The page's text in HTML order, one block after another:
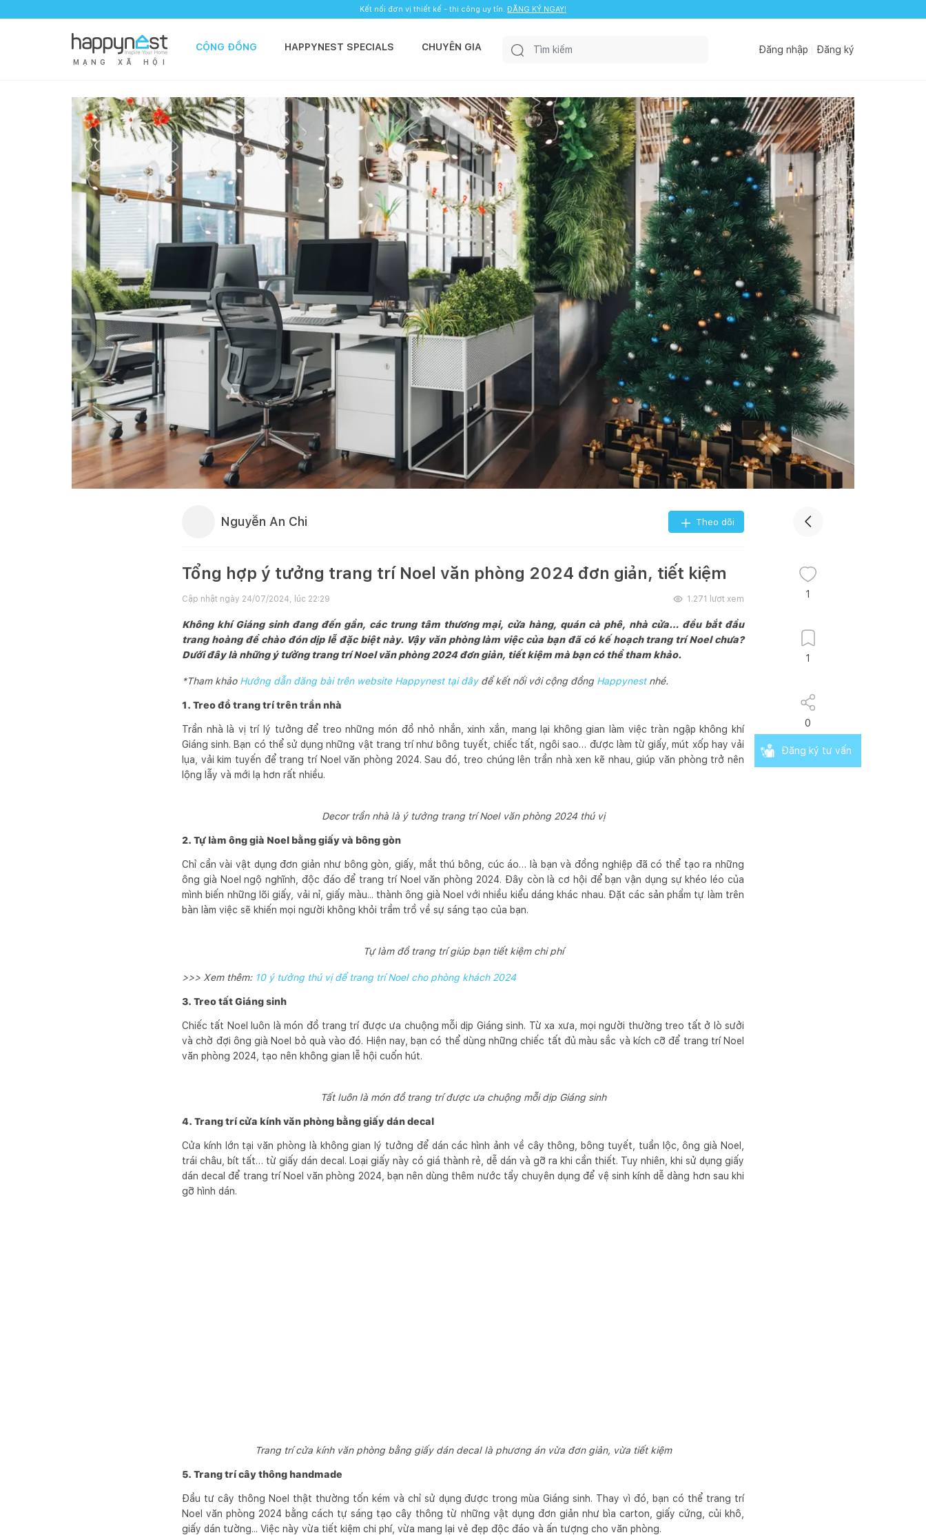
Kết nối đơn vị thiết kế - thi công uy tín. ĐĂNG KÝ NGAY!
M Ạ N G X Ã H Ộ I
CỘNG ĐỒNG HAPPYNEST SPECIALS CHUYÊN GIA Đăng nhập Đăng ký
Nguyễn An Chi Theo dõi
Tổng hợp ý tưởng trang trí Noel văn phòng 2024 đơn giản, tiết kiệm
Cập nhật ngày 24/07/2024, lúc 22:29 1.271 lượt xem
Không khí Giáng sinh đang đến gần, các trung tâm thương mại, cửa hàng, quán cà phê, nhà cửa… đều bắt đầu
trang hoàng để chào đón dịp lễ đặc biệt này. Vậy văn phòng làm việc của bạn đã có kế hoạch trang trí Noel chưa?
Dưới đây là những ý tưởng trang trí Noel văn phòng 2024 đơn giản, tiết kiệm mà bạn có thể tham khảo.
*Tham khảo Hướng dẫn đăng bài trên website Happynest tại đâyđể kết nối với cộng đồng Happynest nhé.
1. Treo đồ trang trí trên trần nhà
Trần nhà là vị trí lý tưởng để treo những món đồ nhỏ nhắn, xinh xắn, mang lại không gian làm việc tràn ngập không khí
Giáng sinh. Bạn có thể sử dụng những vật trang trí như bông tuyết, chiếc tất, ngôi sao… được làm từ giấy, mút xốp hay vải
lụa, vải kim tuyến để trang trí Noel văn phòng 2024. Sau đó, treo chúng lên trần nhà xen kẽ nhau, giúp văn phòng trở nên
lộng lẫy và mới lạ hơn rất nhiều.
Decor trần nhà là ý tưởng trang trí Noel văn phòng 2024 thú vị
2. Tự làm ông già Noel bằng giấy và bông gòn
Chỉ cần vài vật dụng đơn giản như bông gòn, giấy, mắt thú bông, cúc áo… là bạn và đồng nghiệp đã có thể tạo ra những
ông già Noel ngộ nghĩnh, độc đáo để trang trí Noel văn phòng 2024. Đây còn là cơ hội để bạn vận dụng sự khéo léo của
mình biến những lõi giấy, vải nỉ, giấy màu... thành ông già Noel với nhiều kiểu dáng khác nhau. Đặt các sản phẩm tự làm trên
bàn làm việc sẽ khiến mọi người không khỏi trầm trồ về sự sáng tạo của bạn.
Tự làm đồ trang trí giúp bạn tiết kiệm chi phí
>>> Xem thêm: 10 ý tưởng thú vị để trang trí Noel cho phòng khách 2024
3. Treo tất Giáng sinh
Chiếc tất Noel luôn là món đồ trang trí được ưa chuộng mỗi dịp Giáng sinh. Từ xa xưa, mọi người thường treo tất ở lò sưởi
và chờ đợi ông già Noel bỏ quà vào đó. Hiện nay, bạn có thể dùng những chiếc tất đủ màu sắc và kích cỡ để trang trí Noel
văn phòng 2024, tạo nên không gian lễ hội cuốn hút.
Tất luôn là món đồ trang trí được ưa chuộng mỗi dịp Giáng sinh
4. Trang trí cửa kính văn phòng bằng giấy dán decal
Cửa kính lớn tại văn phòng là không gian lý tưởng để dán các hình ảnh về cây thông, bông tuyết, tuần lộc, ông già Noel,
trái châu, bít tất… từ giấy dán decal. Loại giấy này có giá thành rẻ, dễ dán và gỡ ra khi cần thiết. Tuy nhiên, khi sử dụng giấy
dán decal để trang trí Noel văn phòng 2024, bạn nên dùng thêm nước tẩy chuyên dụng để vệ sinh kính dễ dàng hơn sau khi
gỡ hình dán.
Trang trí cửa kính văn phòng bằng giấy dán decal là phương án vừa đơn giản, vừa tiết kiệm
5. Trang trí cây thông handmade
Đầu tư cây thông Noel thật thường tốn kém và chỉ sử dụng được trong mùa Giáng sinh. Thay vì đó, bạn có thể trang trí
Noel văn phòng 2024 bằng cách tự sáng tạo cây thông từ những vật dụng đơn giản như bìa carton, giấy cứng, củi khô,
giấy dán tường... Việc này vừa tiết kiệm chi phí, vừa mang lại vẻ đẹp độc đáo và ấn tượng cho văn phòng.
1
1
0
Đăng ký tư vấn